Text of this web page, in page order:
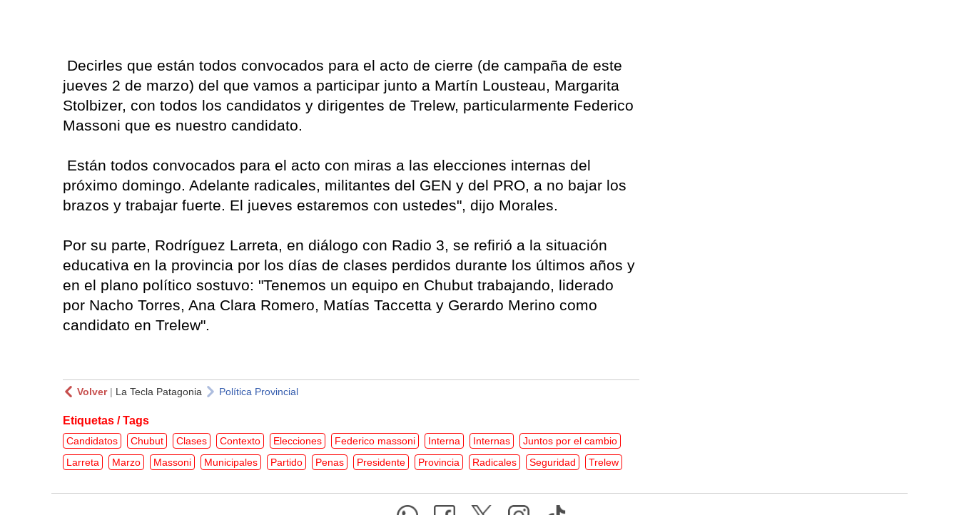
Decirles que están todos convocados para el acto de cierre (de campaña de este
jueves 2 de marzo) del que vamos a participar junto a Martín Lousteau, Margarita
Stolbizer, con todos los candidatos y dirigentes de Trelew, particularmente Federico
Massoni que es nuestro candidato.
Están todos convocados para el acto con miras a las elecciones internas del
próximo domingo. Adelante radicales, militantes del GEN y del PRO, a no bajar los
brazos y trabajar fuerte. El jueves estaremos con ustedes", dijo Morales.
Por su parte, Rodríguez Larreta, en diálogo con Radio 3, se refirió a la situación
educativa en la provincia por los días de clases perdidos durante los últimos años y
en el plano político sostuvo: "Tenemos un equipo en Chubut trabajando, liderado
por Nacho Torres, Ana Clara Romero, Matías Taccetta y Gerardo Merino como
candidato en Trelew".
Volver| La Tecla Patagonia Política Provincial
Etiquetas / Tags
Candidatos Chubut Clases Contexto Elecciones Federico massoni Interna Internas
Juntos por el cambio
Larreta
Marzo Massoni Municipales Partido Penas Presidente Provincia Radicales Seguridad Trelew